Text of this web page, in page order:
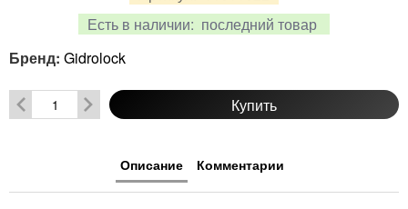
Есть в наличии: последний товар
Бренд: Gidrolock
Купить
Описание Комментарии